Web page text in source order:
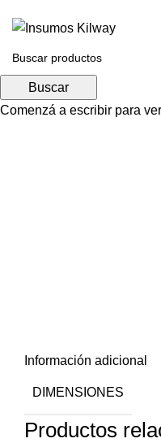
Información adicional
DIMENSIONES
Productos
Buscar
Comenzá a escribir para